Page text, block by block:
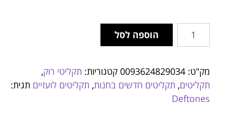
הוספה לסל
מק"ט: 0093624829034 קטגוריות: תקליטי רוק,
תקליטים, תקליטים חדשים בחנות, תקליטים לועזיים תגית:
Deftones